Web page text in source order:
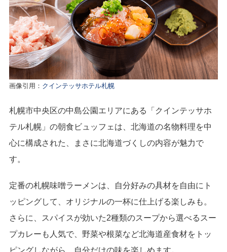
画像引用： クインテッサホテル札幌
札幌市中央区の中島公園エリアにある「クインテッサホ
テル札幌」の朝食ビュッフェは、北海道の名物料理を中
心に構成された、まさに北海道づくしの内容が魅力で
す。
定番の札幌味噌ラーメンは、自分好みの具材を自由にト
ッピングして、オリジナルの一杯に仕上げる楽しみも。
さらに、スパイスが効いた2種類のスープから選べるスー
プカレーも人気で、野菜や根菜など北海道産食材をトッ
ピングしながら、自分だけの味を楽しめます。